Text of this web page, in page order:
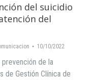
del suicidio
del
10/10/2022
de la
de Gestión Clínica de